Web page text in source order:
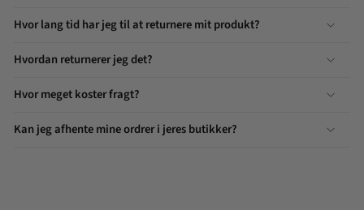
Hvor lang tid har jeg til at returnere mit produkt?
Hvordan returnerer jeg det?
Hvor meget koster fragt?
Kan jeg afhente mine ordrer i jeres butikker?